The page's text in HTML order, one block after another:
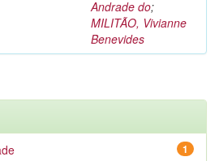
Andrade do;
MILITÃO, Vivianne
Benevides
1